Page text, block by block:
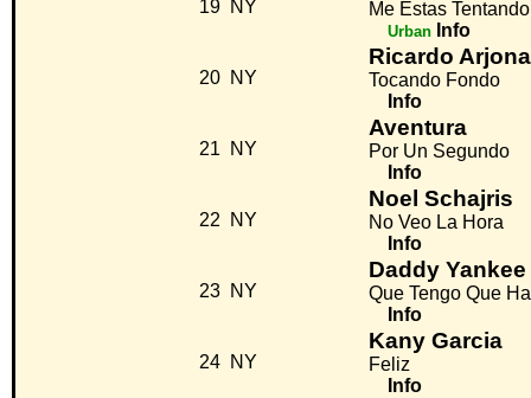
19 NY Me Estas Tentando
Urban Info
20 NY
Ricardo Arjona
Tocando Fondo
Info
21 NY
Aventura
Por Un Segundo
Info
22 NY
Noel Schajris
No Veo La Hora
Info
23 NY
Daddy Yankee
Que Tengo Que
Info
24 NY
Kany Garcia
Feliz
Info